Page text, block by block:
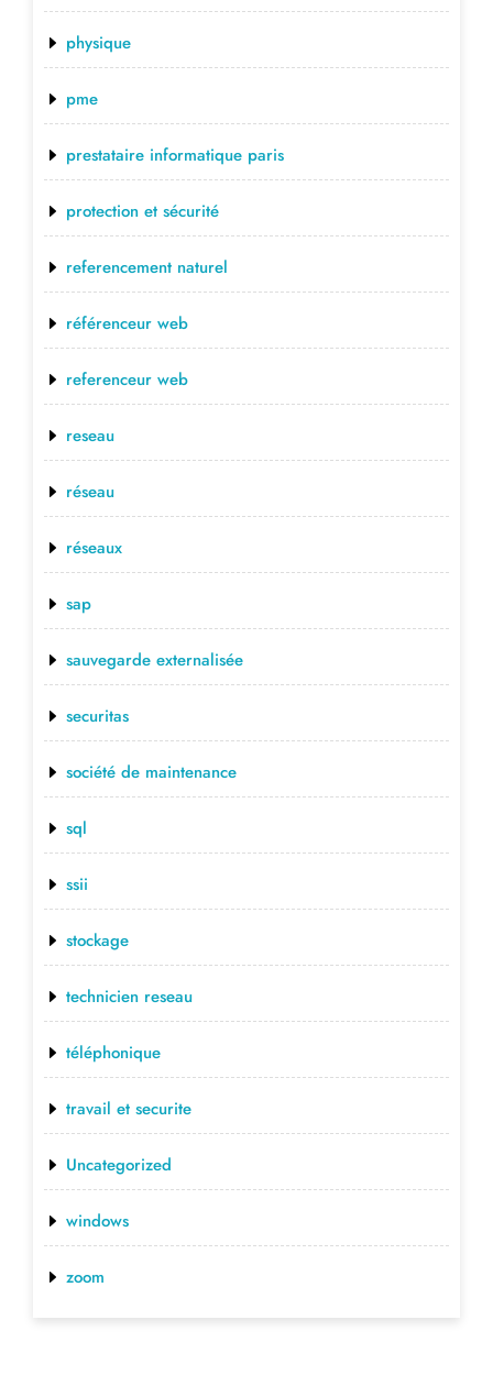
physique
pme
prestataire informatique paris
protection et sécurité
referencement naturel
référenceur web
referenceur web
reseau
réseau
réseaux
sap
sauvegarde externalisée
securitas
société de maintenance
sql
ssii
stockage
technicien reseau
téléphonique
travail et securite
Uncategorized
windows
zoom